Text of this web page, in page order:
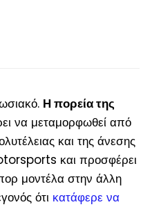
Η πορεία της
να μεταμορφωθεί από
και της άνεσης
και προσφέρει
μοντέλα στην άλλη
ότι κατάφερε να